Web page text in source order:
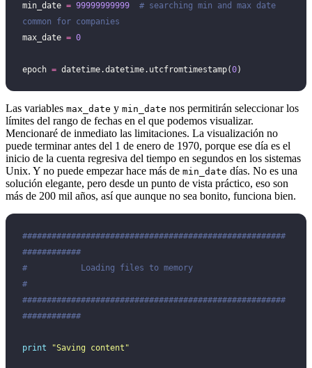
min_date = 99999999999
  # searching min and max date
common for companies
max_date = 0
epoch = datetime.datetime.utcfromtimestamp(0)
Las variables max_date y min_date nos permitirán seleccionar los
límites del rango de fechas en el que podemos visualizar.
Mencionaré de inmediato las limitaciones. La visualización no
puede terminar antes del 1 de enero de 1970, porque ese día es el
inicio de la cuenta regresiva del tiempo en segundos en los sistemas
Unix. Y no puede empezar hace más de min_date días. No es una
solución elegante, pero desde un punto de vista práctico, eso son
más de 200 mil años, así que aunque no sea bonito, funciona bien.
######################################################
############
#           Loading files to memory
#
######################################################
############
print "Saving content "